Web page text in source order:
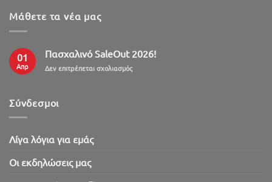
Μάθετε τα νέα μας
01
Απρ
Πασχαλινό SaleOut 2026!
Δεν επιτρέπεται σχολιασμόςστο
Σύνδεσμοι
Λίγα λόγια για εμάς
Oι εκδηλώσεις μας